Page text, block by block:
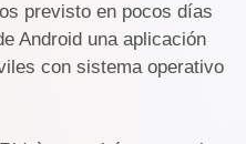
previsto en pocos días
Android una aplicación
con sistema operativo